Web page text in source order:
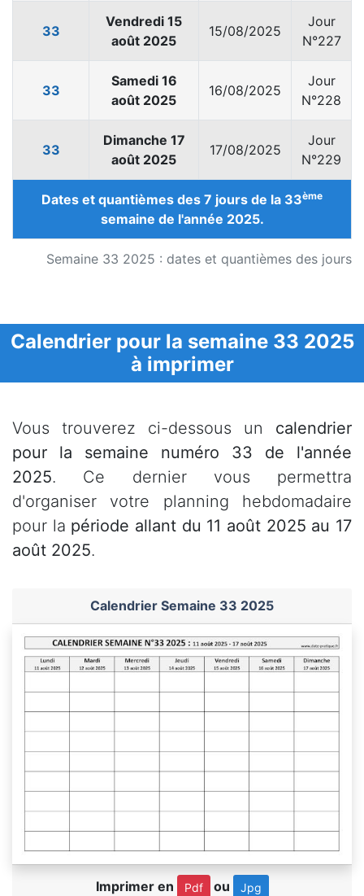
Semaine 33 2025 : dates et quantièmes des jours
33
Vendredi 15
août 2025
15/08/2025
Jour
N°227
33
Samedi 16
août 2025
16/08/2025
Jour
N°228
33
Dimanche 17
août 2025
17/08/2025
Jour
N°229
Dates et quantièmes des 7 jours de la 33ème
semaine de l'année 2025.
Calendrier pour la semaine 33 2025
à imprimer
Vous trouverez ci-dessous un calendrier
pour la semaine numéro 33 de l'année
2025. Ce dernier vous permettra
d'organiser votre planning hebdomadaire
pour la période allant du 11 août 2025 au 17
août 2025.
Calendrier Semaine 33 2025
Imprimer en Pdf ou Jpg